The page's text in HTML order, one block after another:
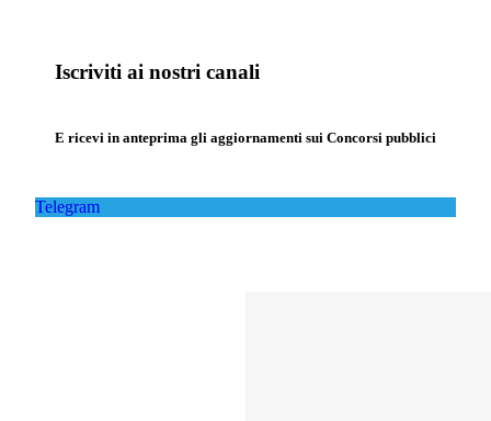
Iscriviti ai nostri canali
E ricevi in anteprima gli aggiornamenti sui Concorsi pubblici
Telegram